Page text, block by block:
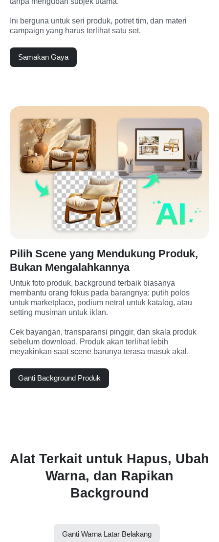
Ini berguna untuk seri produk, potret tim, dan materi
campaign yang harus terlihat satu set.
Samakan Gaya
Pilih Scene yang Mendukung Produk,
Bukan Mengalahkannya
Untuk foto produk, background terbaik biasanya
membantu orang fokus pada barangnya: putih polos
untuk marketplace, podium netral untuk katalog, atau
setting musiman untuk iklan.
Cek bayangan, transparansi pinggir, dan skala produk
sebelum download. Produk akan terlihat lebih
meyakinkan saat scene barunya terasa masuk akal.
Ganti Background Produk
Alat Terkait untuk Hapus, Ubah
Warna, dan Rapikan
Background
Ganti Warna Latar Belakang